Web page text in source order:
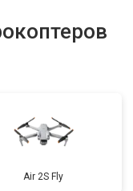
Air 2S Fly